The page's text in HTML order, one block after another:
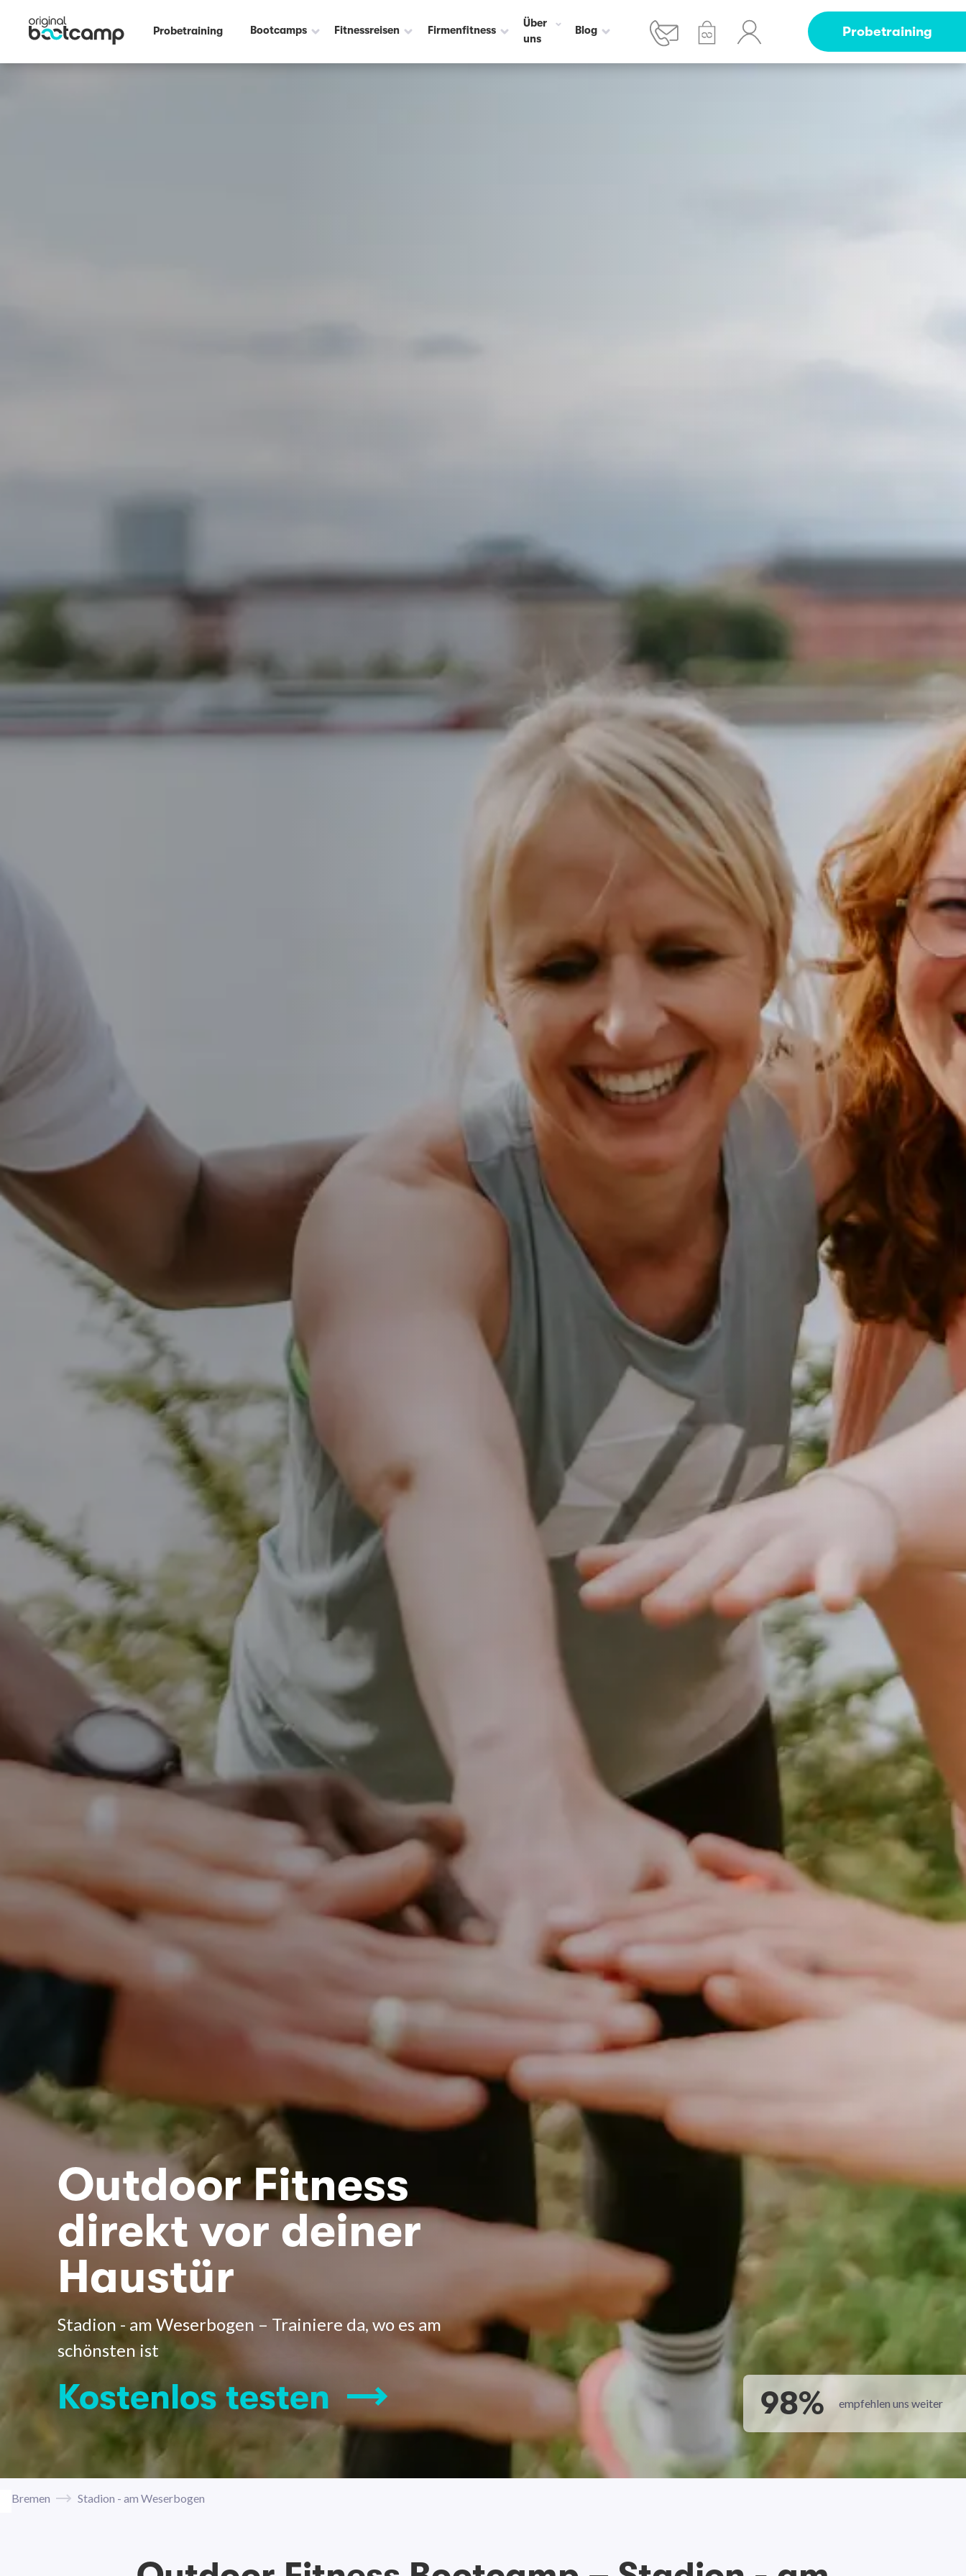
Probetraining Bootcamps Fitnessreisen Firmenfitness
Über
uns
Blog Probetraining
Outdoor Fitness
direkt vor deiner
Haustür
Stadion - am Weserbogen – Trainiere da, wo es am
schönsten ist
Kostenlos testen 98% empfehlen uns weiter
Bremen Stadion - am Weserbogen